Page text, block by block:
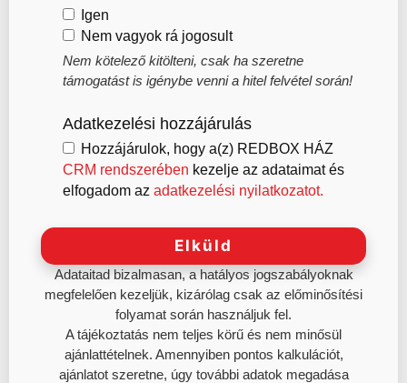
Igen
Nem vagyok rá jogosult
Nem kötelező kitölteni, csak ha szeretne
támogatást is igénybe venni a hitel felvétel során!
Adatkezelési hozzájárulás
Hozzájárulok, hogy a(z) REDBOX HÁZ
CRM rendszerében kezelje az adataimat és
elfogadom az adatkezelési nyilatkozatot.
Adataitad bizalmasan, a hatályos jogszabályoknak
megfelelően kezeljük, kizárólag csak az előminősítési
folyamat során használjuk fel.
A tájékoztatás nem teljes körű és nem minősül
ajánlattételnek. Amennyiben pontos kalkulációt,
ajánlatot szeretne, úgy további adatok megadása